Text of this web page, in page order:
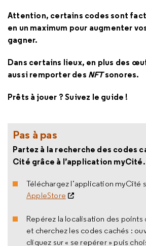
Attention, certains codes sont
en un maximum pour augmenter
gagner.
Dans certains lieux, en plus des
aussi remporter des NFTsonores.
Prêts à jouer ? Suivez le guide !
Pas à pas
Partez à la recherche des codes
Cité grâce à l’application myCité.
Téléchargez l’application myCité
AppleStore
Repérez la localisation des points
et cherchez les codes cachés :
cliquez sur « se repérer » puis